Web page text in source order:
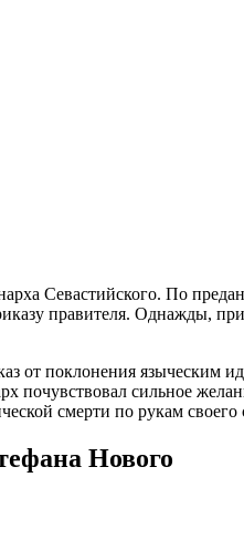
Севастийского. По
правителя. Однажды,
поклонения языческим
почувствовал сильное
смерти по рукам своего
Нового